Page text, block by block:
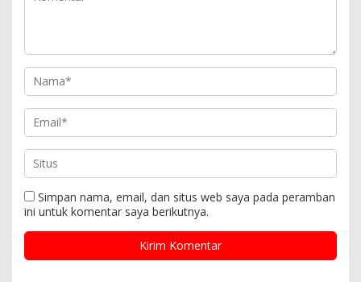
Simpan nama, email, dan situs web saya pada peramban
ini untuk komentar saya berikutnya.